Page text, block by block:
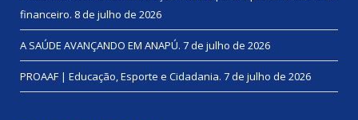
financeiro. 8 de julho de 2026
A SAÚDE AVANÇANDO EM ANAPÚ. 7 de julho de 2026
PROAAF | Educação, Esporte e Cidadania. 7 de julho de 2026